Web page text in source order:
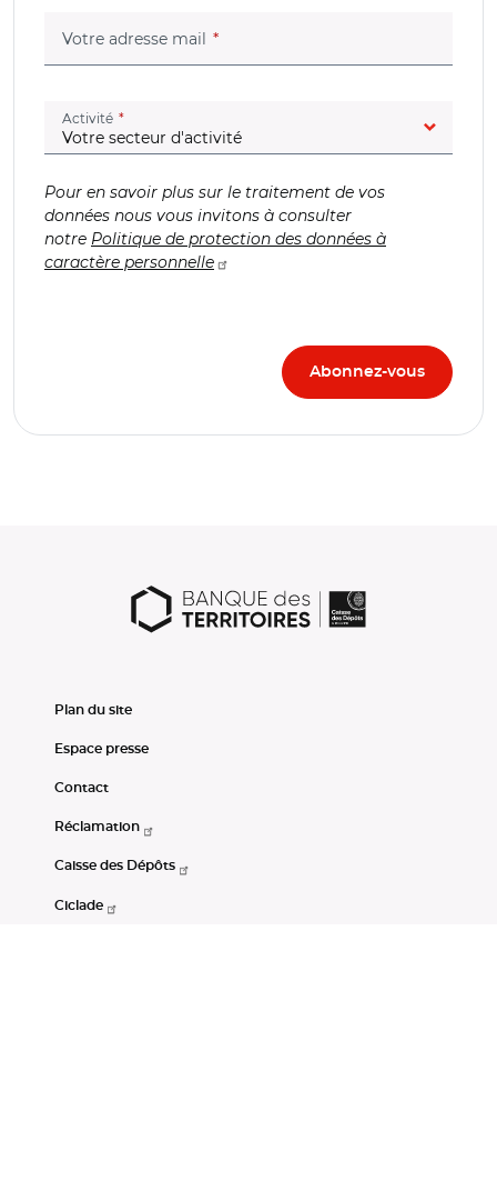
Votre adresse mail (champ obligatoire)
Activité (champ obligatoire)
Pour en savoir plus sur le traitement de vos
données nous vous invitons à consulter
notre Politique de protection des données à
caractère personnelle
Plan du site
Espace presse
Contact
Réclamation
Caisse des Dépôts
Ciclade